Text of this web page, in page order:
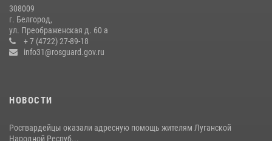
Белгородские росгвардейцы задержали рецидивиста за попытку
кражи из магазина
14 июля 2026, 07:13
308009
г. Белгород,
ул. Преображенская д. 60 а
+ 7 (4722) 27-89-18
info31@rosguard.gov.ru
НОВОСТИ
Росгвардейцы оказали адресную помощь жителям Луганской
Народной Респуб...